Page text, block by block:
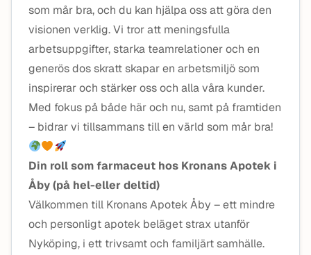
som mår bra, och du kan hjälpa oss att göra den
visionen verklig. Vi tror att meningsfulla
arbetsuppgifter, starka teamrelationer och en
generös dos skratt skapar en arbetsmiljö som
inspirerar och stärker oss och alla våra kunder.
Med fokus på både här och nu, samt på framtiden
– bidrar vi tillsammans till en värld som mår bra!
Din roll som farmaceut hos Kronans Apotek i
Åby (på hel-eller deltid)
Välkommen till Kronans Apotek Åby – ett mindre
och personligt apotek beläget strax utanför
Nyköping, i ett trivsamt och familjärt samhälle.